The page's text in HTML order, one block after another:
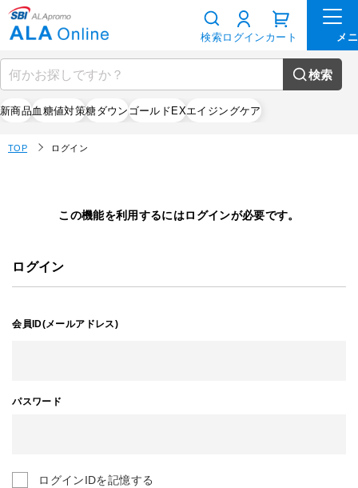
検索
新商品血糖値対策糖ダウンゴールドEXエイジングケア
検索ログイン カート
TOP ログイン
この機能を利用するにはログインが必要です。
ログイン
会員ID(メールアドレス)
パスワード
ログインIDを記憶する